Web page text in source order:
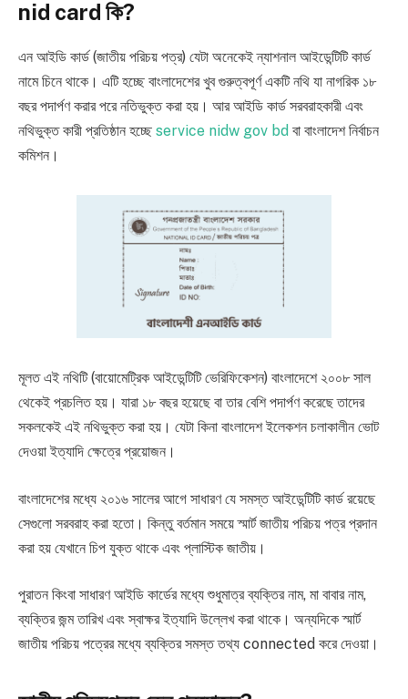
nid card কি?
এন আইডি কার্ড ‌(জাতীয় পরিচয় পত্র) যেটা অনেকেই ন্যাশনাল আইডেন্টিটি কার্ড
নামে চিনে থাকে। এটি হচ্ছে বাংলাদেশের খুব গুরুত্বপূর্ণ একটি নথি যা নাগরিক ১৮
বছর পদার্পণ করার পরে নতিভুক্ত করা হয়। আর আইডি কার্ড সরবরাহকারী এবং
নথিভুক্ত কারী প্রতিষ্ঠান হচ্ছে service nidw gov bd বা বাংলাদেশ নির্বাচন
কমিশন।
মূলত এই নথিটি (বায়োমেট্রিক আইডেন্টিটি ভেরিফিকেশন) বাংলাদেশে ২০০৮ সাল
থেকেই প্রচলিত হয়। যারা ১৮ বছর হয়েছে বা তার বেশি পদার্পণ করেছে তাদের
সকলকেই এই নথিভুক্ত করা হয়। যেটা কিনা বাংলাদেশ ইলেকশন চলাকালীন ভোট
দেওয়া ইত্যাদি ক্ষেত্রে প্রয়োজন।
বাংলাদেশের মধ্যে ২০১৬ সালের আগে সাধারণ যে সমস্ত আইডেন্টিটি কার্ড রয়েছে
সেগুলো সরবরাহ করা হতো। কিন্তু বর্তমান সময়ে স্মার্ট জাতীয় পরিচয় পত্র প্রদান
করা হয় যেখানে চিপ যুক্ত থাকে এবং প্লাস্টিক জাতীয়।
পুরাতন কিংবা সাধারণ আইডি কার্ডের মধ্যে শুধুমাত্র ব্যক্তির নাম, মা বাবার নাম,
ব্যক্তির জন্ম তারিখ এবং স্বাক্ষর ইত্যাদি উল্লেখ করা থাকে। অন্যদিকে স্মার্ট
জাতীয় পরিচয় পত্রের মধ্যে ব্যক্তির সমস্ত তথ্য connected করে দেওয়া।